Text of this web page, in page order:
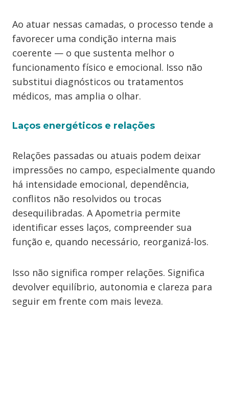
Ao atuar nessas camadas, o processo tende a
favorecer uma condição interna mais
coerente — o que sustenta melhor o
funcionamento físico e emocional. Isso não
substitui diagnósticos ou tratamentos
médicos, mas amplia o olhar.
Laços energéticos e relações
Relações passadas ou atuais podem deixar
impressões no campo, especialmente quando
há intensidade emocional, dependência,
conflitos não resolvidos ou trocas
desequilibradas. A Apometria permite
identificar esses laços, compreender sua
função e, quando necessário, reorganizá-los.
Isso não significa romper relações. Significa
devolver equilíbrio, autonomia e clareza para
seguir em frente com mais leveza.